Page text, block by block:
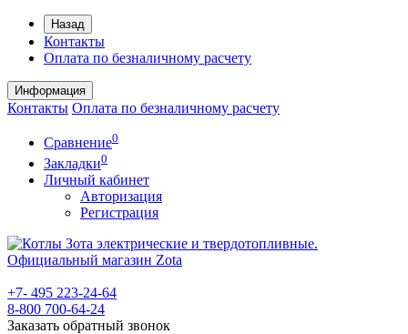
Назад
Контакты
Оплата по безналичному расчету
Информация
Контакты Оплата по безналичному расчету
Сравнение0
Закладки0
Личный кабинет
Авторизация
Регистрация
+7- 495 223-24-64
8-800 700-64-24
Заказать обратный звонок